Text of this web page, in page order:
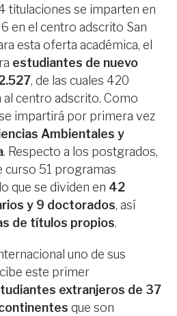
titulaciones se imparten en
en el centro adscrito San
esta oferta académica, el
estudiantes de nuevo
, de las cuales 420
centro adscrito. Como
impartirá por primera vez
Ambientales y
. Respecto a los postgrados,
curso 51 programas
que se dividen en 42
y 9 doctorados, así
de títulos propios.
uno de sus
este primer
extranjeros de 37
que son